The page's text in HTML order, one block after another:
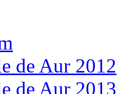
de Aur 2012
de Aur 2013